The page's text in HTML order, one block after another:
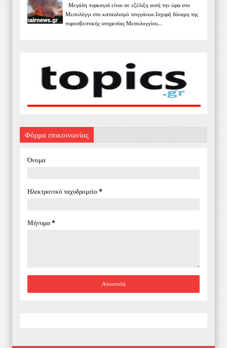
Μεγάλη πυρκαγιά είναι σε εξέλιξη αυτή την ώρα στο
Μεσολόγγι στο καταυλισμό τσιγγάνων.Ισχυρή δύναμη της
πυροσβεστικής υπηρεσίας Μεσολογγίου...
Φόρμα επικοινωνίας
Όνομα
Ηλεκτρονικό ταχυδρομείο *
Μήνυμα*